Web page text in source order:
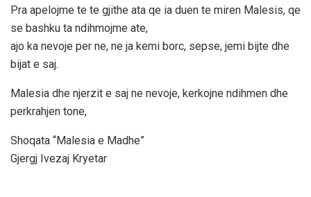
Pra apelojme te te gjithe ata qe ia duen te miren Malesis, qe
se bashku ta ndihmojme ate,
ajo ka nevoje per ne, ne ja kemi borc, sepse, jemi bijte dhe
bijat e saj.
Malesia dhe njerzit e saj ne nevoje, kerkojne ndihmen dhe
perkrahjen tone,
Shoqata “Malesia e Madhe”
Gjergj Ivezaj Kryetar